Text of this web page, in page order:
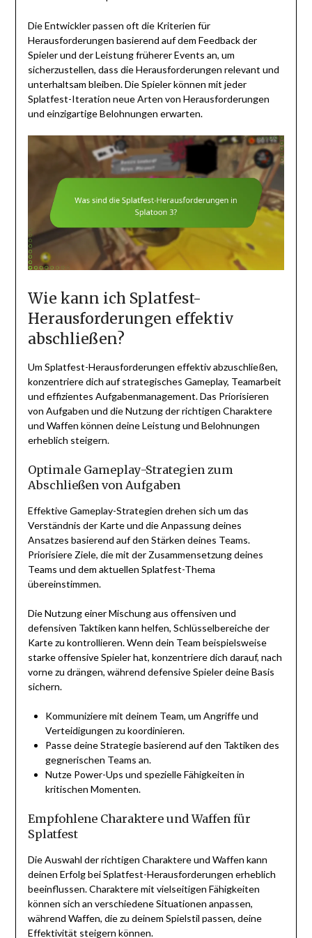
Die Entwickler passen oft die Kriterien für
Herausforderungen basierend auf dem Feedback der
Spieler und der Leistung früherer Events an, um
sicherzustellen, dass die Herausforderungen relevant und
unterhaltsam bleiben. Die Spieler können mit jeder
Splatfest-Iteration neue Arten von Herausforderungen
und einzigartige Belohnungen erwarten.
Wie kann ich Splatfest-
Herausforderungen effektiv
abschließen?
Um Splatfest-Herausforderungen effektiv abzuschließen,
konzentriere dich auf strategisches Gameplay, Teamarbeit
und effizientes Aufgabenmanagement. Das Priorisieren
von Aufgaben und die Nutzung der richtigen Charaktere
und Waffen können deine Leistung und Belohnungen
erheblich steigern.
Optimale Gameplay-Strategien zum
Abschließen von Aufgaben
Effektive Gameplay-Strategien drehen sich um das
Verständnis der Karte und die Anpassung deines
Ansatzes basierend auf den Stärken deines Teams.
Priorisiere Ziele, die mit der Zusammensetzung deines
Teams und dem aktuellen Splatfest-Thema
übereinstimmen.
Die Nutzung einer Mischung aus offensiven und
defensiven Taktiken kann helfen, Schlüsselbereiche der
Karte zu kontrollieren. Wenn dein Team beispielsweise
starke offensive Spieler hat, konzentriere dich darauf, nach
vorne zu drängen, während defensive Spieler deine Basis
sichern.
Kommuniziere mit deinem Team, um Angriffe und
Verteidigungen zu koordinieren.
Passe deine Strategie basierend auf den Taktiken des
gegnerischen Teams an.
Nutze Power-Ups und spezielle Fähigkeiten in
kritischen Momenten.
Empfohlene Charaktere und Waffen für
Splatfest
Die Auswahl der richtigen Charaktere und Waffen kann
deinen Erfolg bei Splatfest-Herausforderungen erheblich
beeinflussen. Charaktere mit vielseitigen Fähigkeiten
können sich an verschiedene Situationen anpassen,
während Waffen, die zu deinem Spielstil passen, deine
Effektivität steigern können.